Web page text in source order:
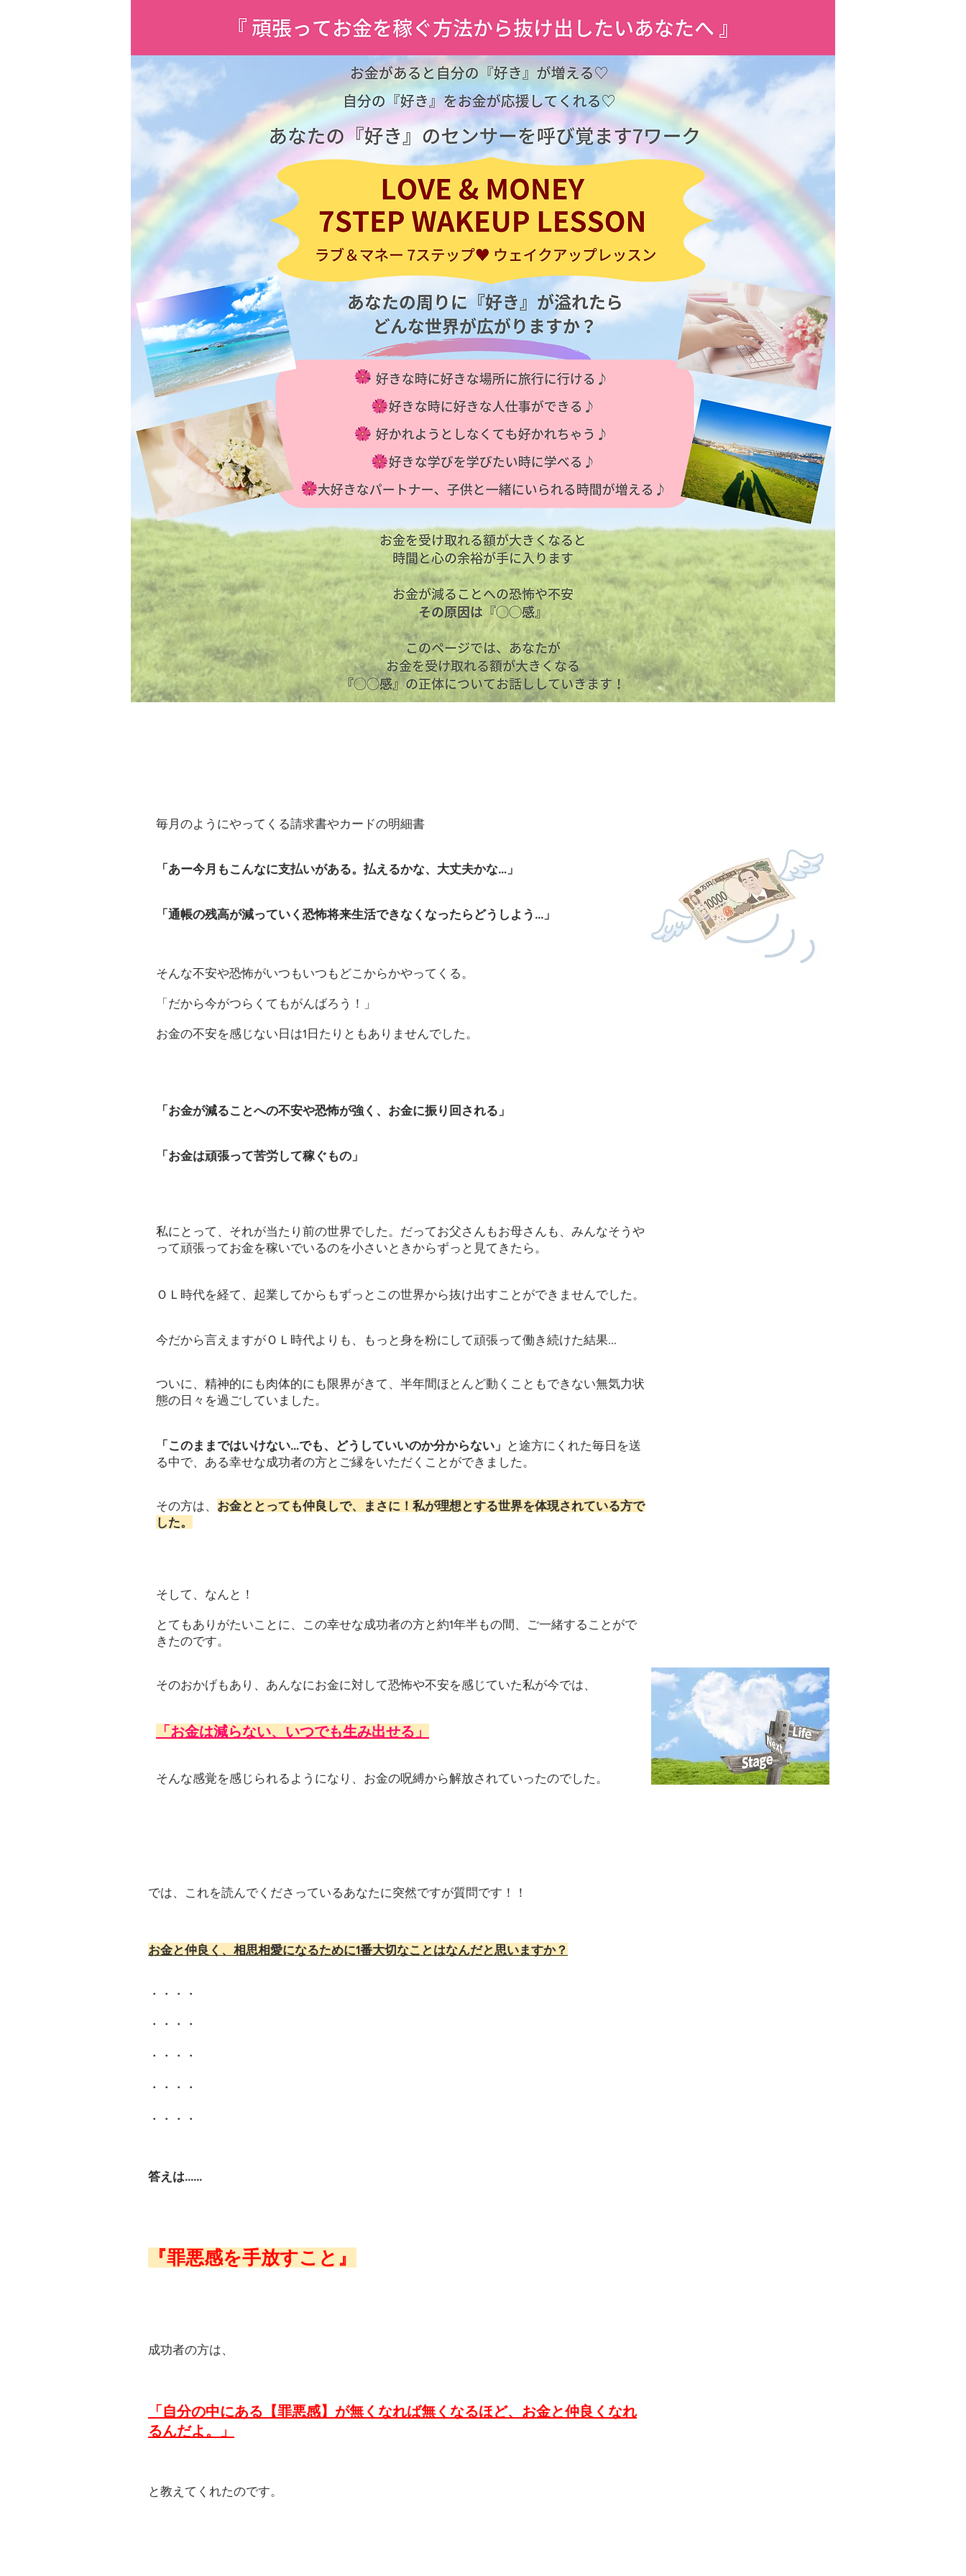
毎月のようにやってくる請求書やカードの明細書
「あー今月もこんなに支払いがある。払えるかな、大丈夫かな…」
「通帳の残高が減っていく恐怖将来生活できなくなったらどうしよう...」
そんな不安や恐怖がいつもいつもどこからかやってくる。
「だから今がつらくてもがんばろう！」
お金の不安を感じない日は1日たりともありませんでした。
「お金が減ることへの不安や恐怖が強く、お金に振り回される」
「お金は頑張って苦労して稼ぐもの」
私にとって、それが当たり前の世界でした。だってお父さんもお母さんも、みんなそうや
って頑張ってお金を稼いでいるのを小さいときからずっと見てきたら。
ＯＬ時代を経て、起業してからもずっとこの世界から抜け出すことができませんでした。
今だから言えますがＯＬ時代よりも、もっと身を粉にして頑張って働き続けた結果...
ついに、精神的にも肉体的にも限界がきて、半年間ほとんど動くこともできない無気力状
態の日々を過ごしていました。
「このままではいけない…でも、どうしていいのか分からない」
と途方にくれた毎日を送
る中で、ある幸せな成功者の方とご縁をいただくことができました。
その方は、 お金ととっても仲良しで、まさに！私が理想とする世界を体現されている方で
した。
そして、なんと！
とてもありがたいことに、この幸せな成功者の方と約1年半もの間、
ご一緒することがで
きたのです。
そのおかげもあり、あんなにお金に対して恐怖や不安を感じていた私が今では、
「お金は減らない、いつでも生み出せる」
そんな感覚を感じられるようになり、お金の呪縛から解放されていったのでした。
では、これを読んでくださっているあなたに突然ですが質問です！！
お金と仲良く、相思相愛になるために1番大切なことはなんだと思いますか？
・・・・
・・・・
・・・・
・・・・
・・・・
答えは......
『罪悪感を手放すこと』
成功者の方は、
「自分の中にある【罪悪感】が無くなれば無くなるほど、お金と仲良くなれ
るんだよ。」
と教えてくれたのです。